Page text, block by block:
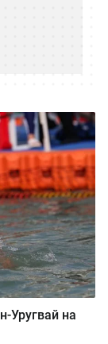
Уругвай на